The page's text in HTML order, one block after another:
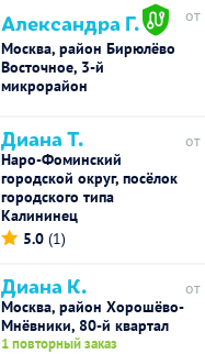
Александра Г.
Москва, район Бирюлёво
Восточное, 3-й
микрорайон
от
Диана Т.
Наро-Фоминский
городской округ, посёлок
городского типа
Калининец
5.0 (1)
от
Диана К.
Москва, район Хорошёво-
Мнёвники, 80-й квартал
1 повторный заказ
от